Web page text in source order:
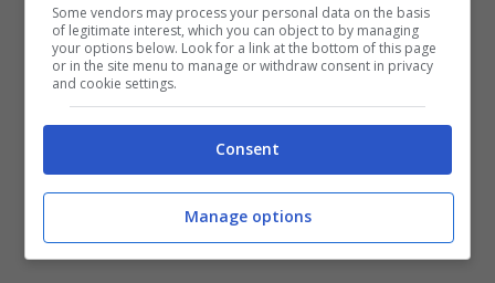
cavità sotto le piastrelle. Andando a scavare
è stata rivenuta l’elegante berlina britannica
sotto strati di polvere. L’auto non era
nemmeno stata coperta, aggiungendo
Some vendors may process your personal data on the basis
of legitimate interest, which you can object to by managing
your options below. Look for a link at the bottom of this page
or in the site menu to manage or withdraw consent in privacy
and cookie settings.
Consent
Manage options